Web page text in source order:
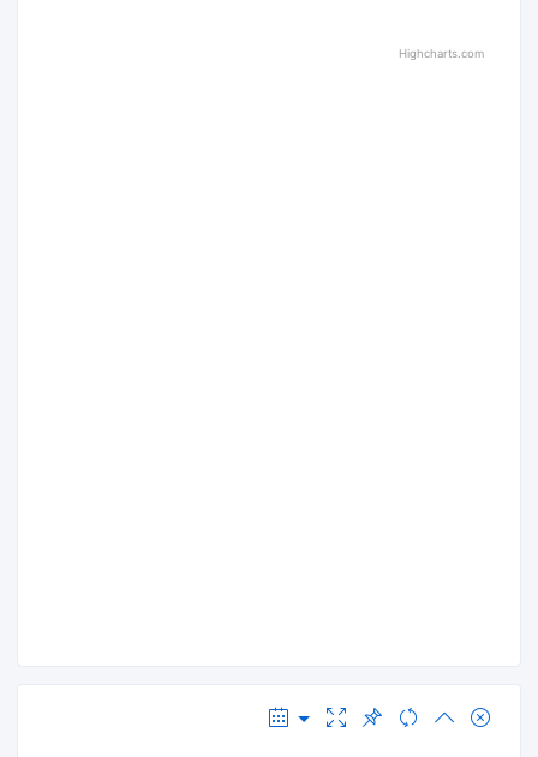
Highcharts.com